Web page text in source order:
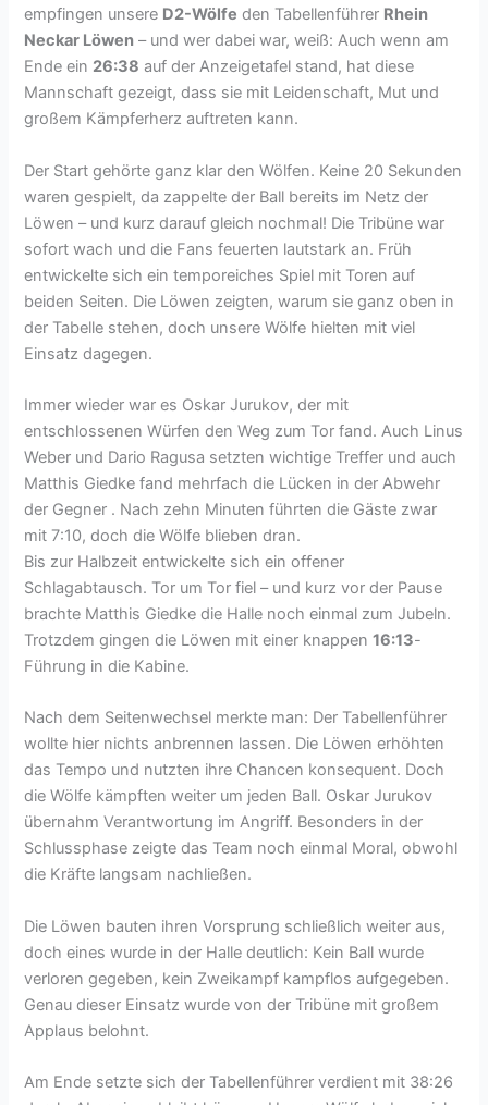
empfingen unsere D2-Wölfe den Tabellenführer Rhein
Neckar Löwen – und wer dabei war, weiß: Auch wenn am
Ende ein 26:38 auf der Anzeigetafel stand, hat diese
Mannschaft gezeigt, dass sie mit Leidenschaft, Mut und
großem Kämpferherz auftreten kann.
Der Start gehörte ganz klar den Wölfen. Keine 20 Sekunden
waren gespielt, da zappelte der Ball bereits im Netz der
Löwen – und kurz darauf gleich nochmal! Die Tribüne war
sofort wach und die Fans feuerten lautstark an. Früh
entwickelte sich ein temporeiches Spiel mit Toren auf
beiden Seiten. Die Löwen zeigten, warum sie ganz oben in
der Tabelle stehen, doch unsere Wölfe hielten mit viel
Einsatz dagegen.
Immer wieder war es Oskar Jurukov, der mit
entschlossenen Würfen den Weg zum Tor fand. Auch Linus
Weber und Dario Ragusa setzten wichtige Treffer und auch
Matthis Giedke fand mehrfach die Lücken in der Abwehr
der Gegner . Nach zehn Minuten führten die Gäste zwar
mit 7:10, doch die Wölfe blieben dran.
Bis zur Halbzeit entwickelte sich ein offener
Schlagabtausch. Tor um Tor fiel – und kurz vor der Pause
brachte Matthis Giedke die Halle noch einmal zum Jubeln.
Trotzdem gingen die Löwen mit einer knappen16:13-
Führung in die Kabine.
Nach dem Seitenwechsel merkte man: Der Tabellenführer
wollte hier nichts anbrennen lassen. Die Löwen erhöhten
das Tempo und nutzten ihre Chancen konsequent. Doch
die Wölfe kämpften weiter um jeden Ball. Oskar Jurukov
übernahm Verantwortung im Angriff. Besonders in der
Schlussphase zeigte das Team noch einmal Moral, obwohl
die Kräfte langsam nachließen.
Die Löwen bauten ihren Vorsprung schließlich weiter aus,
doch eines wurde in der Halle deutlich: Kein Ball wurde
verloren gegeben, kein Zweikampf kampflos aufgegeben.
Genau dieser Einsatz wurde von der Tribüne mit großem
Applaus belohnt.
Am Ende setzte sich der Tabellenführer verdient mit 38:26